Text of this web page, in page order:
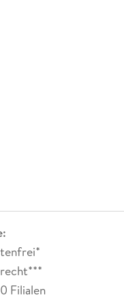
Filialen